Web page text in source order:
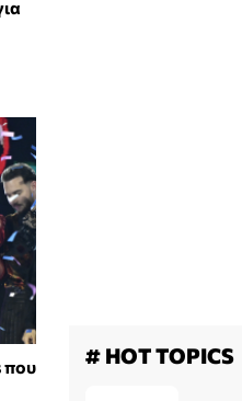
που
# HOT TOPICS